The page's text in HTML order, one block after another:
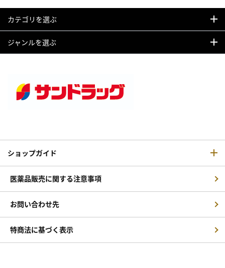
カテゴリを選ぶ
ジャンルを選ぶ
ショップガイド
医薬品販売に関する注意事項
お問い合わせ先
特商法に基づく表示